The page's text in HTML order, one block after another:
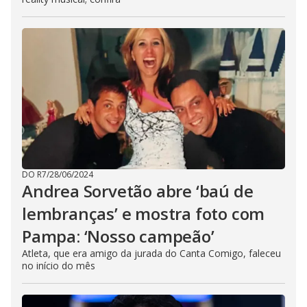
DO R7/28/06/2024
Andrea Sorvetão abre ‘baú de
lembranças’ e mostra foto com
Pampa: ‘Nosso campeão’
Atleta, que era amigo da jurada do Canta Comigo, faleceu
no início do mês